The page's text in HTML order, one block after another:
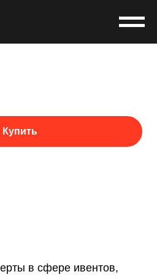
Купить
в сфере ивентов,